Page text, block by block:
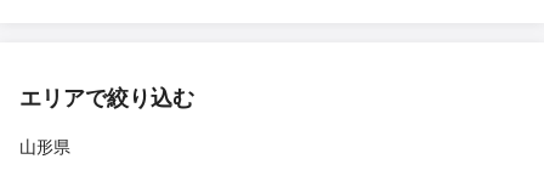
エリアで絞り込む
山形県